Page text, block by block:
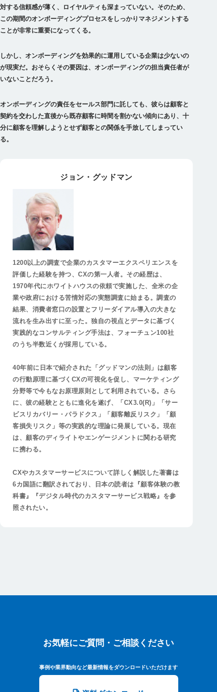
対する信頼感が薄く、ロイヤルティも深まっていない。そのため、
この期間のオンボーディングプロセスをしっかりマネジメントする
ことが非常に重要になってくる。
しかし、オンボーディングを効果的に運用している企業は少ないの
が現実だ。おそらくその要因は、オンボーディングの担当責任者が
いないことだろう。
オンボーディングの責任をセールス部門に託しても、彼らは顧客と
契約を交わした直後から既存顧客に時間を割かない傾向にあり、十
分に顧客を理解しようとせず顧客との関係を手放してしまってい
る。
ジョン・グッドマン
1200以上の調査で企業のカスタマーエクスペリエンスを
評価した経験を持つ、CXの第一人者。その経歴は、
1970年代にホワイトハウスの依頼で実施した、全米の企
業や政府における苦情対応の実態調査に始まる。調査の
結果、消費者窓口の設置とフリーダイアル導入の大きな
流れを生み出すに至った。独自の視点とデータに基づく
実践的なコンサルティング手法は、フォーチュン100社
のうち半数近くが採用している。
40年前に日本で紹介された「グッドマンの法則」は顧客
の行動原理に基づくCXの可視化を促し、マーケティング
分野等で今もなお原理原則として利用されている。さら
に、彼の経験とともに進化を遂げ、「CX3.0(R)」「サー
ビスリカバリー・パラドクス」「顧客離反リスク」「顧
客損失リスク」等の実践的な理論に発展している。現在
は、顧客のディライトやエンゲージメントに関わる研究
に携わる。
CXやカスタマーサービスについて詳しく解説した著書は
6カ国語に翻訳されており、日本の読者は『顧客体験の教
科書』『デジタル時代のカスタマーサービス戦略』を参
照されたい。
お気軽にご質問・ご相談ください
お気軽にご質問・ご相談ください
事例や業界動向など最新情報をダウンロードいただけます